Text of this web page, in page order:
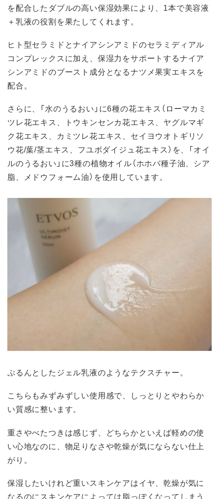
を配合したダブルの高い保湿効果により、1本で美容液
＋乳液の役割を果たしてくれます。
ヒト型セラミドとナイアシンアミドのセラミディアル
コンプレックスに加え、保湿力をサポートするナイア
シンアミドのブースト成分となるナツメ果実エキスを
配合。
さらに、「水のうるおい」に6種の花エキス（ローマカミ
ツレ花エキス、トウキンセンカ花エキス、ヤグルマギ
ク花エキス、カミツレ花エキス、セイヨウオトギリソ
ウ花/葉/茎エキス、フユボダイジュ花エキス）を、「オイ
ルのうるおい」に3種の植物オイル（ホホバ種子油、シア
脂、メドウフォーム油）を使用しています。
ぷるんとしたジェル乳液のようなテクスチャー。
こちらもみずみずしい使用感で、しっとりとやわらか
い質感に整います。
重さやべたつきは感じず、どちらかといえば軽めの使
い心地なのに、物足りなさや乾燥が気にならない仕上
がり。
保湿したいけれど重いスキンケアはイヤ、乾燥が気に
なるのにスキンケアによっては脂っぽくなってしまう